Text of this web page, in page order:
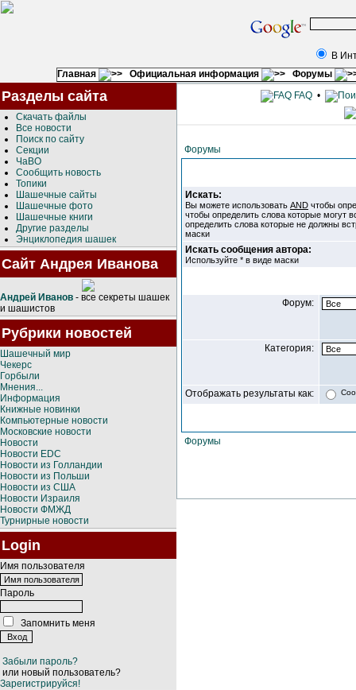
В
Главная
Официальная информация Форумы
Разделы сайта
Скачать файлы
Все новости
Поиск по сайту
Секции
ЧаВО
Сообщить новость
Топики
Шашечные сайты
Шашечные фото
Шашечные книги
Другие разделы
Энциклопедия шашек
Сайт Андрея Иванова
Андрей Иванов - все секреты шашек
и шашистов
Рубрики новостей
Шашечный мир
Чекерс
Горбыли
Мнения...
Информация
Книжные новинки
Компьютерные новости
Московские новости
Новости
Новости EDC
Новости из Голландии
Новости из Польши
Новости из США
Новости Израиля
Новости ФМЖД
Турнирные новости
Login
Имя пользователя
Пароль
Запомнить меня
Забыли пароль?
или новый пользователь?
Зарегистрируйся!
FAQ•
Форумы
Искать:
Вы можете использовать AND чтобы
чтобы определить слова которые могут
определить слова которые не должны
маски
Искать сообщения автора:
Используйте * в виде маски
Форум:
Категория:
Отображать результаты как:
Форумы